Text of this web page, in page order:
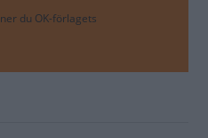
du OK-förlagets